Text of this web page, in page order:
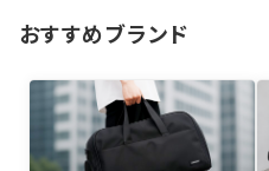
おすすめブランド